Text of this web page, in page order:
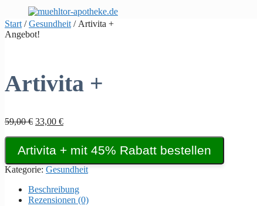
Inhalt
springen
Start /Gesundheit / Artivita +
Angebot!
Artivita +
59,00€ Ursprünglicher
59,00 €
33,00 €Aktueller
33,00 €.
Artivita + mit 45% Rabatt bestellen
Kategorie: Gesundheit
Beschreibung
Rezensionen (0)